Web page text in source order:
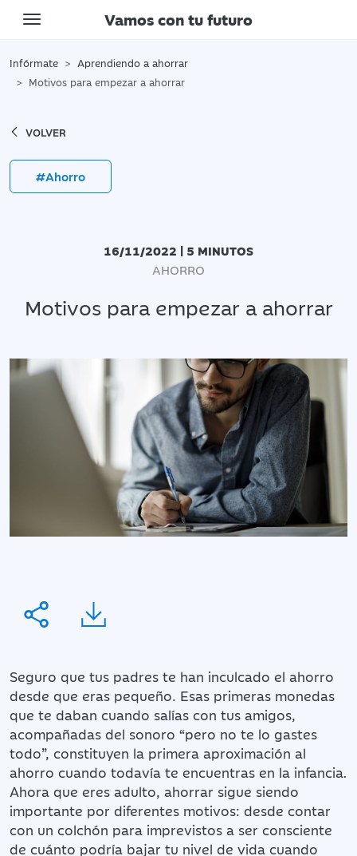
Toggle navigation
Vamos con tu futuro
Infórmate
Aprendiendo a ahorrar
Motivos para empezar a ahorrar
VOLVER
#Ahorro
16/11/2022 | 5 MINUTOS
AHORRO
Motivos para empezar a ahorrar
Seguro que tus padres te han inculcado el ahorro
desde que eras pequeño. Esas primeras monedas
que te daban cuando salías con tus amigos,
acompañadas del sonoro “pero no te lo gastes
todo”, constituyen la primera aproximación al
ahorro cuando todavía te encuentras en la infancia.
Ahora que eres adulto, ahorrar sigue siendo
importante por diferentes motivos: desde contar
con un colchón para imprevistos a ser consciente
de cuánto podría bajar tu nivel de vida cuando